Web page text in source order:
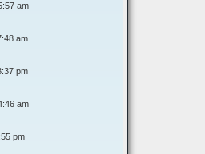
am
am
pm
am
pm